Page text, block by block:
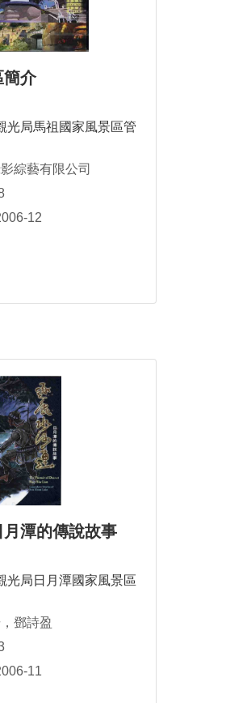
簡介
光局馬祖國家風景區管
綜藝有限公司
12
潭的傳說故事
光局日月潭國家風景區
鄧詩盈
11